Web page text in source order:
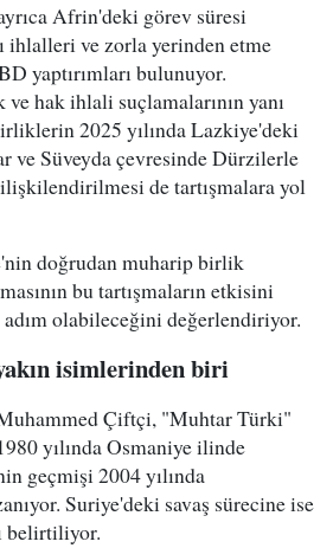
Afrin'deki görev süresi
ihlalleri ve zorla yerinden etme
yaptırımları bulunuyor.
hak ihlali suçlamalarının yanı
2025 yılında Lazkiye'deki
ve Süveyda çevresinde Dürzilerle
de tartışmalara yol
doğrudan muharip birlik
bu tartışmaların etkisini
olabileceğini değerlendiriyor.
isimlerinden biri
Çiftçi, "Muhtar Türki"
yılında Osmaniye ilinde
geçmişi 2004 yılında
Suriye'deki savaş sürecine ise
belirtiliyor.